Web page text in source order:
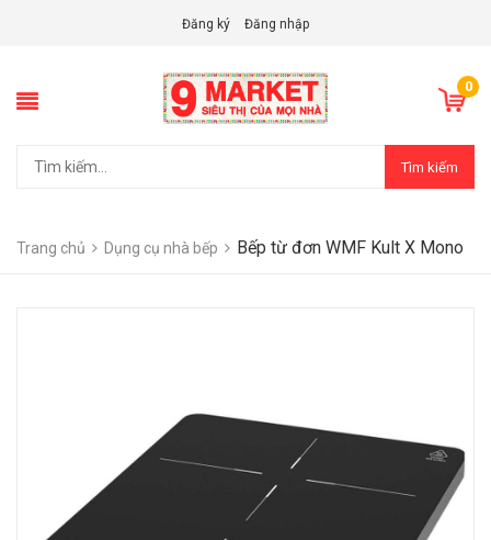
Đăng ký Đăng nhập
0
Tìm kiếm
Trang chủ Dụng cụ nhà bếp Bếp từ đơn WMF Kult X Mono